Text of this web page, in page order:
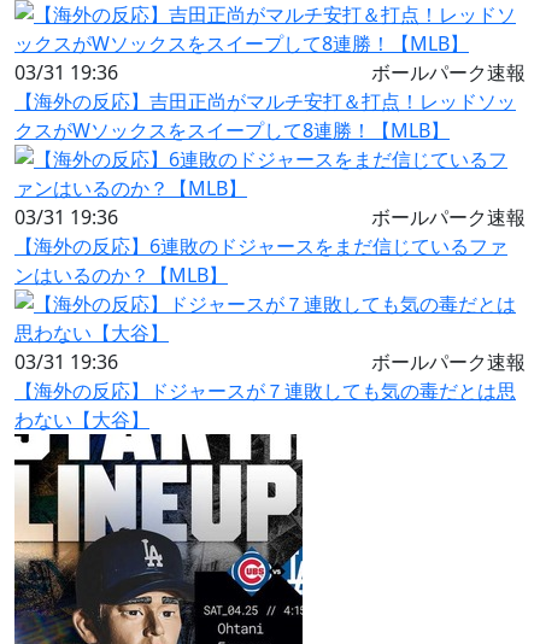
03/31 19:36
ボールパーク速報
【海外の反応】吉田正尚がマルチ安打＆打点！レッドソッ
クスがWソックスをスイープして8連勝！【MLB】
03/31 19:36
ボールパーク速報
【海外の反応】6連敗のドジャースをまだ信じているファ
ンはいるのか？【MLB】
03/31 19:36
ボールパーク速報
【海外の反応】ドジャースが７連敗しても気の毒だとは思
わない【大谷】